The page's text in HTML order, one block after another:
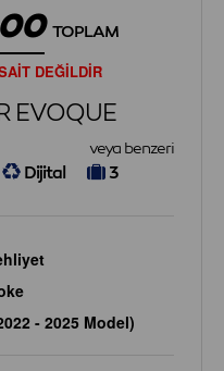
TOPLAM
DEĞİLDİR
EVOQUE
veya benzeri
Dijital 3
- 2025 Model)